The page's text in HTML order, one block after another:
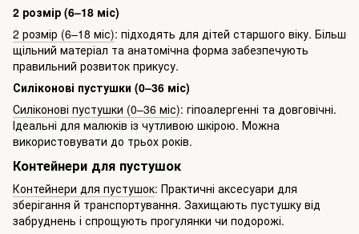
2 розмір (6–18 міс)
2 розмір (6–18 міс): підходять для дітей старшого віку. Більш
щільний матеріал та анатомічна форма забезпечують
правильний розвиток прикусу.
Силіконові пустушки (0–36 міс)
Силіконові пустушки (0–36 міс): гіпоалергенні та довговічні.
Ідеальні для малюків із чутливою шкірою. Можна
використовувати до трьох років.
Контейнери для пустушок
Контейнери для пустушок: Практичні аксесуари для
зберігання й транспортування. Захищають пустушку від
забруднень і спрощують прогулянки чи подорожі.